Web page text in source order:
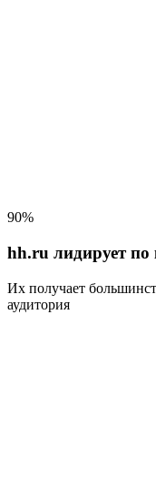
90%
hh.ru лидирует по
Их получает
аудитория